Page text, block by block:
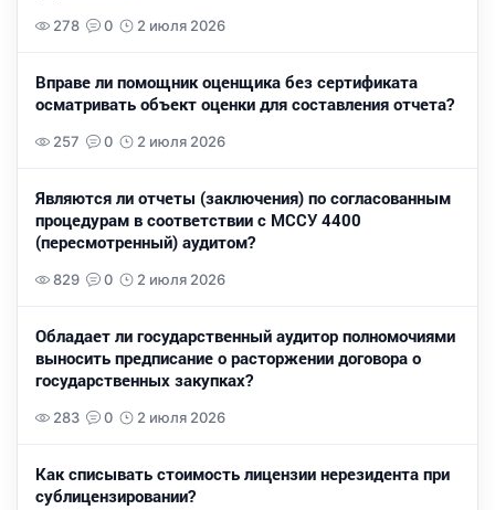
278 0 2 июля 2026
Вправе ли помощник оценщика без сертификата
осматривать объект оценки для составления отчета?
257 0 2 июля 2026
Являются ли отчеты (заключения) по согласованным
процедурам в соответствии с МССУ 4400
(пересмотренный) аудитом?
829 0 2 июля 2026
Обладает ли государственный аудитор полномочиями
выносить предписание о расторжении договора о
государственных закупках?
283 0 2 июля 2026
Как списывать стоимость лицензии нерезидента при
сублицензировании?